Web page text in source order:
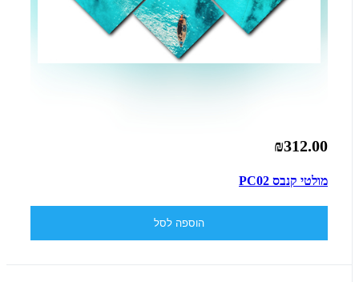
₪312.00
מולטי קנבס PC02
הוספה לסל